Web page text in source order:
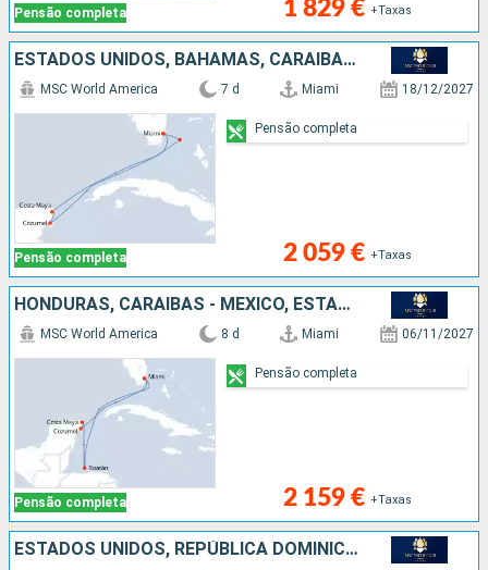
Pensão completa 1 829 € +Taxas
ESTADOS UNIDOS, BAHAMAS, CARAIBAS - MEXICO
Pensão completa
MSC World America 7 d Miami 18/12/2027
2 059 € +Taxas
Pensão completa
HONDURAS, CARAIBAS - MEXICO, ESTADOS UNIDOS
Pensão completa
MSC World America 8 d Miami 06/11/2027
2 159 € +Taxas
Pensão completa
ESTADOS UNIDOS, REPÚBLICA DOMINICANA, PORTO RICO, HONDURAS, CARAIBAS - MEXICO, BAHAMAS